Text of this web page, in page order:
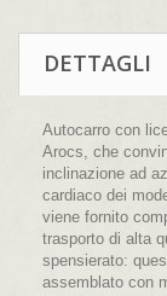
DETTAGLI
Autocarro con
Arocs, che
inclinazione ad
cardiaco dei
viene fornito
trasporto di alta
spensierato:
assemblato con